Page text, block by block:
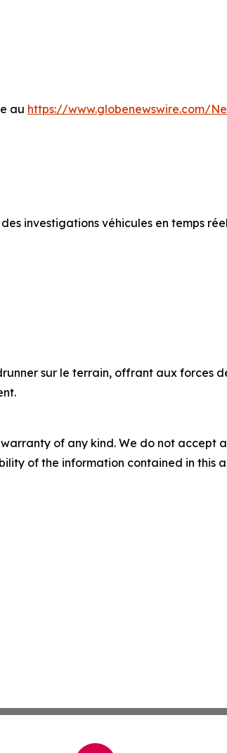
au https://www.globenewswire.com/
investigations véhicules en temps
sur le terrain, offrant aux forces
of any kind. We do not
of the information contained in this